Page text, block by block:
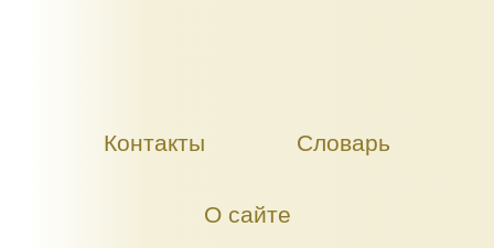
Контакты Словарь
О сайте